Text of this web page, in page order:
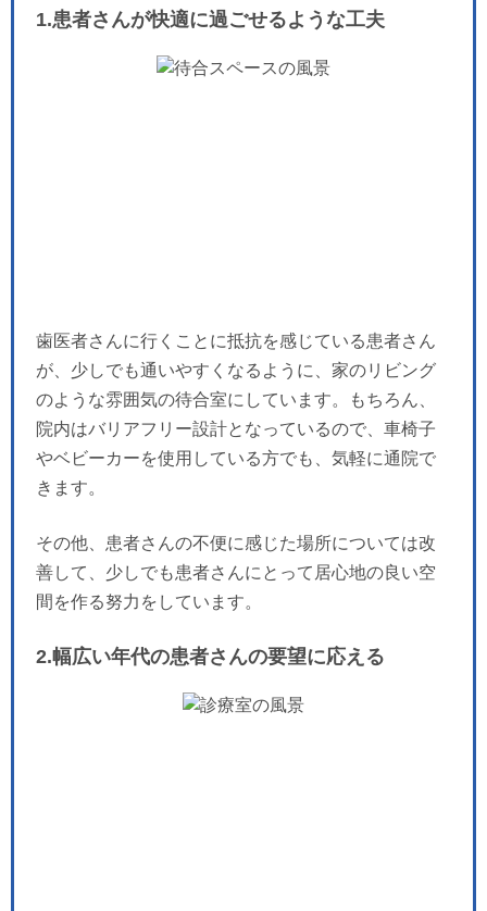
1.患者さんが快適に過ごせるような工夫
歯医者さんに行くことに抵抗を感じている患者さん
が、少しでも通いやすくなるように、家のリビング
のような雰囲気の待合室にしています。もちろん、
院内はバリアフリー設計となっているので、車椅子
やベビーカーを使用している方でも、気軽に通院で
きます。
その他、患者さんの不便に感じた場所については改
善して、少しでも患者さんにとって居心地の良い空
間を作る努力をしています。
2.幅広い年代の患者さんの要望に応える